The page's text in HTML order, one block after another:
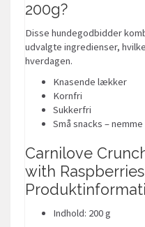
200g?
Disse hundegodbidder
udvalgte ingredienser,
hverdagen.
Knasende lækker
Kornfri
Sukkerfri
Små snacks –
Carnilove
with
Indhold: 200 g